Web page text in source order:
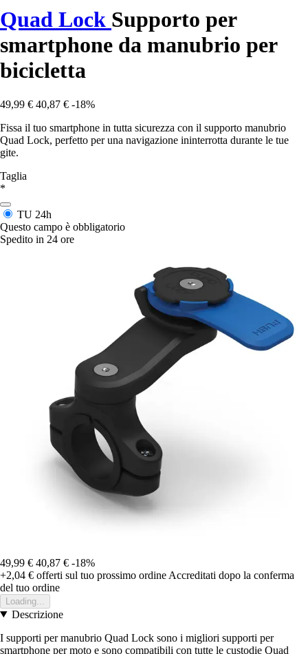
Quad Lock Supporto per
smartphone da manubrio per
bicicletta
49,99 € 40,87 € -18%
Fissa il tuo smartphone in tutta sicurezza con il supporto manubrio
Quad Lock, perfetto per una navigazione ininterrotta durante le tue
gite.
Taglia
*
TU 24h
Questo campo è obbligatorio
Spedito in 24 ore
49,99 € 40,87 € -18%
+2,04 € offerti sul tuo prossimo ordine Accreditati dopo la conferma
del tuo ordine
Loading...
Descrizione
I supporti per manubrio Quad Lock sono i migliori supporti per
smartphone per moto e sono compatibili con tutte le custodie Quad